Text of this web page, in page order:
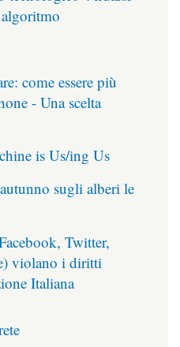
come essere più
- Una scelta
is Us/ing Us
sugli alberi le
Twitter,
violano i diritti
Italiana